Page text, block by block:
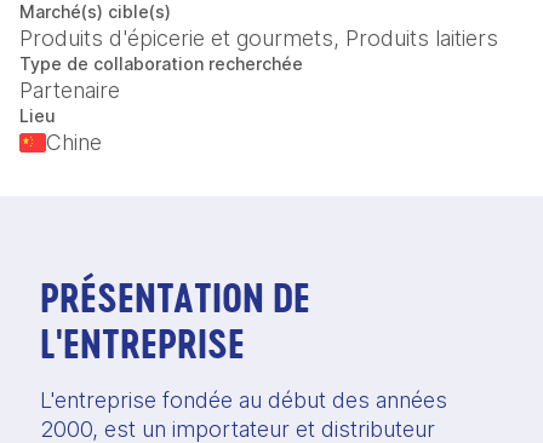
Marché(s) cible(s)
Produits d'épicerie et gourmets, Produits laitiers
Type de collaboration recherchée
Partenaire
Lieu
Chine
PRÉSENTATION DE
L'ENTREPRISE
L'entreprise fondée au début des années
2000, est un importateur et distributeur